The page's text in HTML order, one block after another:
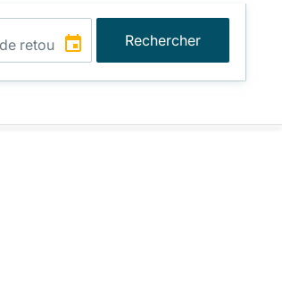
Rechercher